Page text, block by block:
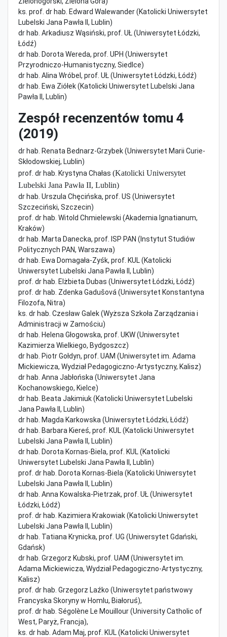
ks. prof. dr hab. Edward Walewander (Katolicki Uniwersytet
Lubelski Jana Pawła II, Lublin)
dr hab. Arkadiusz Wąsiński, prof. UŁ (Uniwersytet Łódzki,
Łódź)
dr hab. Dorota Wereda, prof. UPH (Uniwersytet
Przyrodniczo-Humanistyczny, Siedlce)
dr hab. Alina Wróbel, prof. UŁ (Uniwersytet Łódzki, Łódź)
dr hab. Ewa Ziółek (Katolicki Uniwersytet Lubelski Jana
Pawła II, Lublin)
Zespół recenzentów tomu 4
(2019)
dr hab. Renata Bednarz-Grzybek (Uniwersytet Marii Curie-
Skłodowskiej, Lublin)
prof. dr hab. Krystyna Chałas (Katolicki Uniwersytet
Lubelski Jana Pawła II, Lublin)
dr hab. Urszula Chęcińska, prof. US (Uniwersytet
Szczeciński, Szczecin)
prof. dr hab. Witold Chmielewski (Akademia Ignatianum,
Kraków)
dr hab. Marta Danecka, prof. ISP PAN (Instytut Studiów
Politycznych PAN, Warszawa)
dr hab. Ewa Domagała-Zyśk, prof. KUL (Katolicki
Uniwersytet Lubelski Jana Pawła II, Lublin)
prof. dr hab. Elżbieta Dubas (Uniwersytet Łódzki, Łódź)
prof. dr hab. Zdenka Gadušová (Uniwersytet Konstantyna
Filozofa, Nitra)
ks. dr hab. Czesław Galek (Wyższa Szkoła Zarządzania i
Administracji w Zamościu)
dr hab. Helena Głogowska, prof. UKW (Uniwersytet
Kazimierza Wielkiego, Bydgoszcz)
dr hab. Piotr Gołdyn, prof. UAM (Uniwersytet im. Adama
Mickiewicza, Wydział Pedagogiczno-Artystyczny, Kalisz)
dr hab. Anna Jabłońska (Uniwersytet Jana
Kochanowskiego, Kielce)
dr hab. Beata Jakimiuk (Katolicki Uniwersytet Lubelski
Jana Pawła II, Lublin)
dr hab. Magda Karkowska (Uniwersytet Łódzki, Łódź)
dr hab. Barbara Kiereś, prof. KUL (Katolicki Uniwersytet
Lubelski Jana Pawła II, Lublin)
dr hab. Dorota Kornas-Biela, prof. KUL (Katolicki
Uniwersytet Lubelski Jana Pawła II, Lublin)
prof. dr hab. Dorota Kornas-Biela (Katolicki Uniwersytet
Lubelski Jana Pawła II, Lublin)
dr hab. Anna Kowalska-Pietrzak, prof. UŁ (Uniwersytet
Łódzki, Łódź)
prof. dr hab. Kazimiera Krakowiak (Katolicki Uniwersytet
Lubelski Jana Pawła II, Lublin)
dr hab. Tatiana Krynicka, prof. UG (Uniwersytet Gdański,
Gdańsk)
dr hab. Grzegorz Kubski, prof. UAM (Uniwersytet im.
Adama Mickiewicza, Wydział Pedagogiczno-Artystyczny,
Kalisz)
prof. dr hab. Grzegorz Laźko (Uniwersytet państwowy
Francyska Skoryny w Homlu, Białoruś),
prof. dr hab. Ségolène Le Mouillour (University Catholic of
West, Paryż, Francja),
ks. dr hab. Adam Maj, prof. KUL (Katolicki Uniwersytet